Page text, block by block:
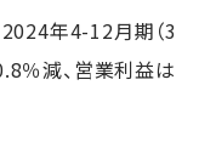
年4-12月期（3
％減、営業利益は